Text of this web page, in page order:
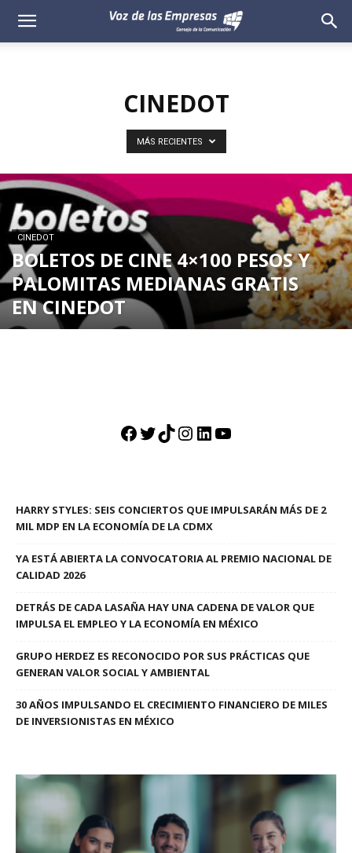
Voz
CINEDOT
MÁS RECIENTES
CINEDOT
BOLETOS DE CINE 4×100 PESOS Y
PALOMITAS MEDIANAS GRATIS
EN CINEDOT
Facebook
Twitter
TikTok
Instagram
LinkedIn
YouTube
HARRY STYLES: SEIS CONCIERTOS QUE IMPULSARÁN MÁS DE 2
MIL MDP EN LA ECONOMÍA DE LA CDMX
YA ESTÁ ABIERTA LA CONVOCATORIA AL PREMIO NACIONAL DE
CALIDAD 2026
DETRÁS DE CADA LASAÑA HAY UNA CADENA DE VALOR QUE
IMPULSA EL EMPLEO Y LA ECONOMÍA EN MÉXICO
GRUPO HERDEZ ES RECONOCIDO POR SUS PRÁCTICAS QUE
GENERAN VALOR SOCIAL Y AMBIENTAL
30 AÑOS IMPULSANDO EL CRECIMIENTO FINANCIERO DE MILES
DE INVERSIONISTAS EN MÉXICO